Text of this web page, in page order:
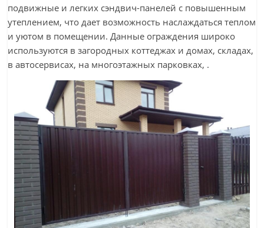
подвижные и легких сэндвич-панелей с повышенным
утеплением, что дает возможность наслаждаться теплом
и уютом в помещении. Данные ограждения широко
используются в загородных коттеджах и домах, складах,
в автосервисах, на многоэтажных парковках, .